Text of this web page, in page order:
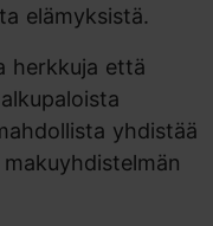
elämyksistä.
herkkuja että
yhdistää